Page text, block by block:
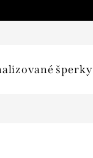
šperky